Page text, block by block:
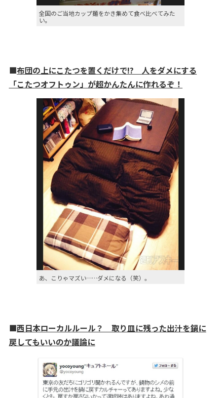
全国のご当地カップ麺をかき集めて食べ比べてみた
い。
■布団の上にこたつを置くだけで!? 人をダメにする
「こたつオフトゥン」が超かんたんに作れるぞ！
あ、こりゃマズい……ダメになる（笑）。
■西日本ローカルルール？ 取り皿に残った出汁を鍋に
戻してもいいのか議論に